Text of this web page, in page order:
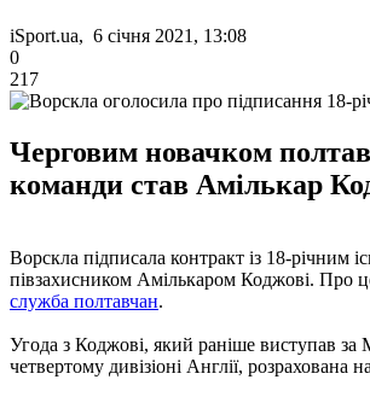
iSport.ua, 6 січня 2021, 13:08
0
217
Черговим новачком
команди став Амількар
Ворскла підписала контракт із 18-річним
півзахисником Амількаром Коджові. Про
служба полтавчан.
Угода з Коджові, який раніше виступав за
четвертому дивізіоні Англії, розрахована